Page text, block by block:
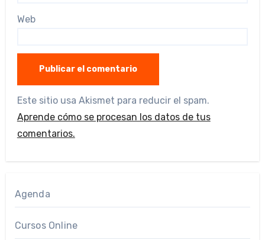
Web
Este sitio usa Akismet para reducir el spam.
Aprende cómo se procesan los datos de tus
comentarios.
Agenda
Cursos Online